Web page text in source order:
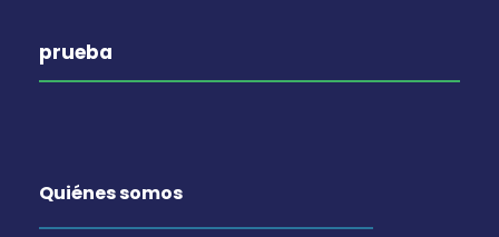
prueba
Quiénes somos